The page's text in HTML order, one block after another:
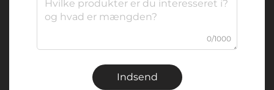
0/1000
Indsend